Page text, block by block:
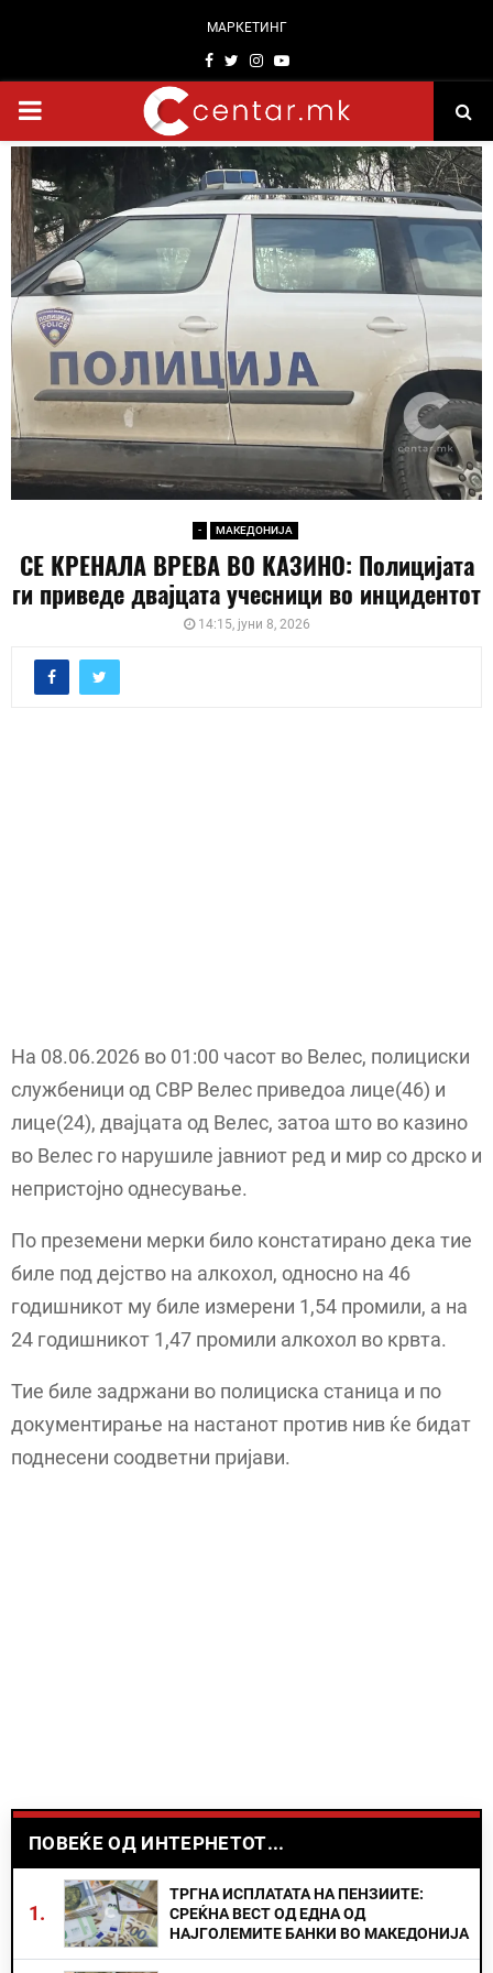
МАРКЕТИНГ
Facebook
TwitterInstagram
Youtube
PRIMARY
MENU
- МАКЕДОНИЈА
СЕ КРЕНАЛА ВРЕВА ВО КАЗИНО: Полицијата
ги приведе двајцата учесници во инцидентот
14:15, јуни 8, 2026
На 08.06.2026 во 01:00 часот во Велес, полициски
службеници од СВР Велес приведоа лице(46) и
лице(24), двајцата од Велес, затоа што во казино
во Велес го нарушиле јавниот ред и мир со дрско и
непристојно однесување.
По преземени мерки било констатирано дека тие
биле под дејство на алкохол, односно на 46
годишникот му биле измерени 1,54 промили, а на
24 годишникот 1,47 промили алкохол во крвта.
Тие биле задржани во полициска станица и по
документирање на настанот против нив ќе бидат
поднесени соодветни пријави.
ПОВЕЌЕ ОД ИНТЕРНЕТОТ...
1.
ТРГНА ИСПЛАТАТА НА ПЕНЗИИТЕ:
СРЕЌНА ВЕСТ ОД ЕДНА ОД
НАЈГОЛЕМИТЕ БАНКИ ВО МАКЕДОНИЈА